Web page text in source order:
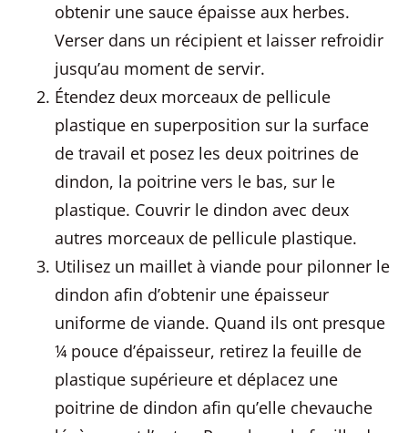
obtenir une sauce épaisse aux herbes.
Verser dans un récipient et laisser refroidir
jusqu’au moment de servir.
Étendez deux morceaux de pellicule
plastique en superposition sur la surface
de travail et posez les deux poitrines de
dindon, la poitrine vers le bas, sur le
plastique. Couvrir le dindon avec deux
autres morceaux de pellicule plastique.
Utilisez un maillet à viande pour pilonner le
dindon afin d’obtenir une épaisseur
uniforme de viande. Quand ils ont presque
¼ pouce d’épaisseur, retirez la feuille de
plastique supérieure et déplacez une
poitrine de dindon afin qu’elle chevauche